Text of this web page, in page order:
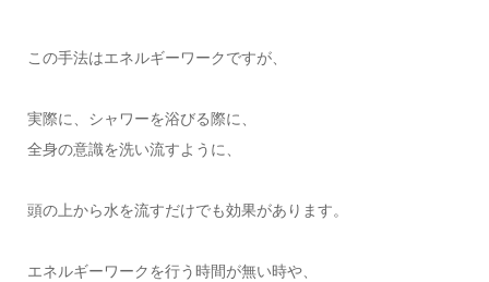
この手法はエネルギーワークですが、
実際に、シャワーを浴びる際に、
全身の意識を洗い流すように、
頭の上から水を流すだけでも効果があります。
エネルギーワークを行う時間が無い時や、